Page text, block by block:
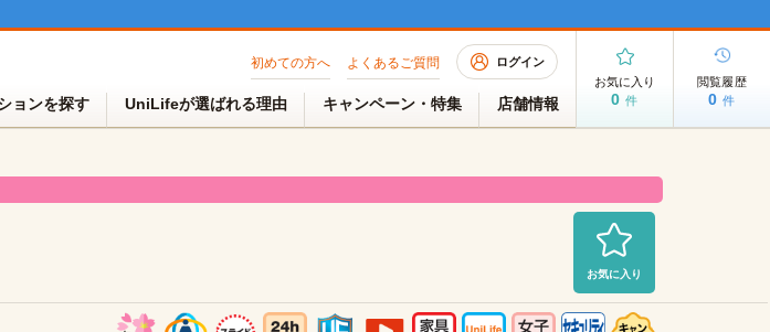
初めての方へ よくあるご質問 ログイン
ョンを探す UniLifeが選ばれる理由 キャンペーン・特集 店舗情報
お気に入り
0 件
閲覧履歴
0 件
お気に入り